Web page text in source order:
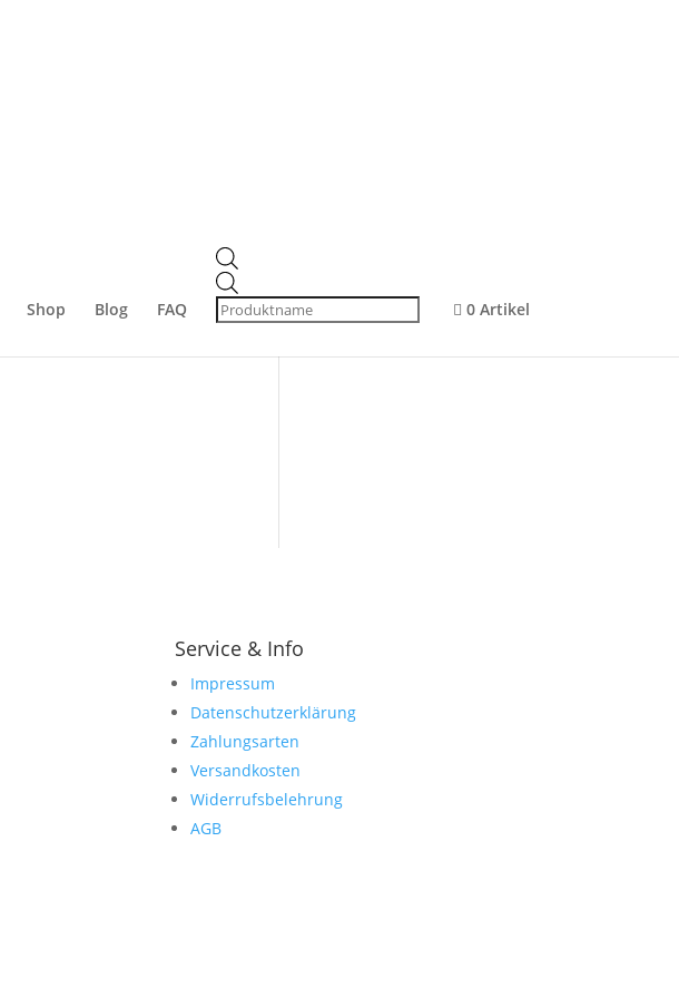
Shop Blog FAQ
search
0 Artikel
Service & Info
Impressum
Datenschutzerklärung
Zahlungsarten
Versandkosten
Widerrufsbelehrung
AGB